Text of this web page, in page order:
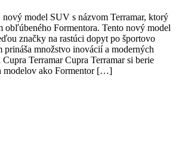
nový model SUV s názvom Terramar, ktorý
obľúbeného Formentora. Tento nový model
značky na rastúci dopyt po športovo
množstvo inovácií a moderných
Terramar Cupra Terramar si berie
modelov ako Formentor […]